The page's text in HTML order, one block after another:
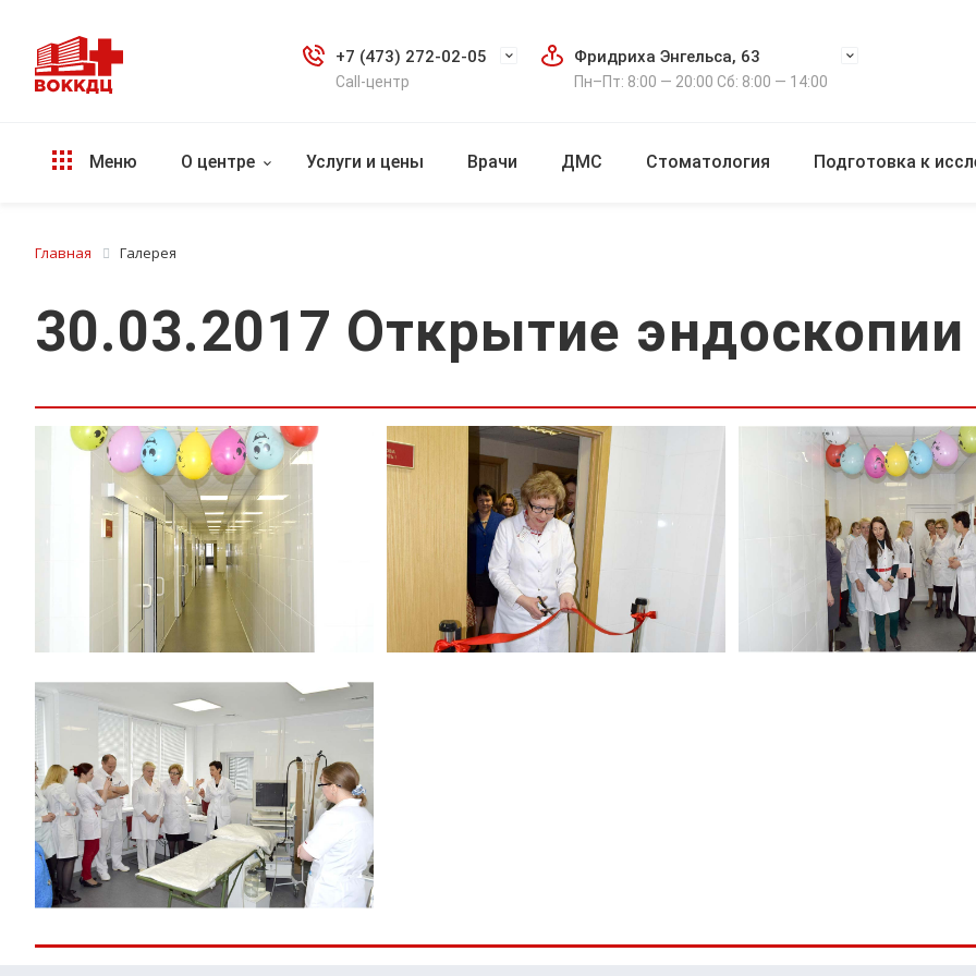
+7 (473) 272-02-05
Call-центр
Фридриха Энгельса, 63
Пн–Пт: 8:00 — 20:00 Сб: 8:00 — 14:00
Меню О центре Услуги и цены Врачи ДМС Стоматология Подготовка к
Главная Галерея
30.03.2017 Открытие эндоскопии